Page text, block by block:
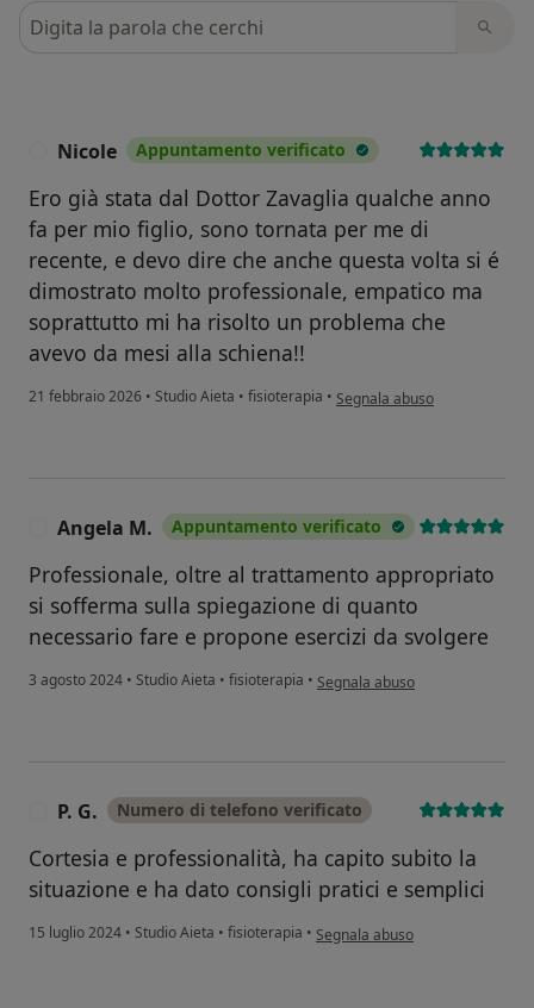
Cerca nelle recensioni
Nicole Appuntamento verificato
Ero già stata dal Dottor Zavaglia qualche anno
fa per mio figlio, sono tornata per me di
recente, e devo dire che anche questa volta si é
dimostrato molto professionale, empatico ma
soprattutto mi ha risolto un problema che
avevo da mesi alla schiena!!
21 febbraio 2026 • Studio Aieta • fisioterapia • secondo l'opinione
Segnala abuso
Angela M. Appuntamento verificato
Professionale, oltre al trattamento appropriato
si sofferma sulla spiegazione di quanto
necessario fare e propone esercizi da svolgere
3 agosto 2024 • Studio Aieta • fisioterapia • secondo l'opinione dell'utente
Segnala abuso
P. G. Numero di telefono verificato
Cortesia e professionalità, ha capito subito la
situazione e ha dato consigli pratici e semplici
15 luglio 2024 • Studio Aieta • fisioterapia • secondo l'opinione dell'utente P.
Segnala abuso